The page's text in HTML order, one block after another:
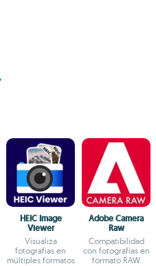
HEIC Image
Viewer
Visualiza
fotografías en
múltiples formatos
Adobe Camera
Raw
Compatibilidad
con fotografías en
formato RAW